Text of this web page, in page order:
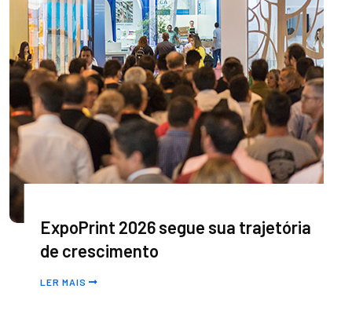
ExpoPrint 2026 segue sua trajetória
de crescimento
LER MAIS